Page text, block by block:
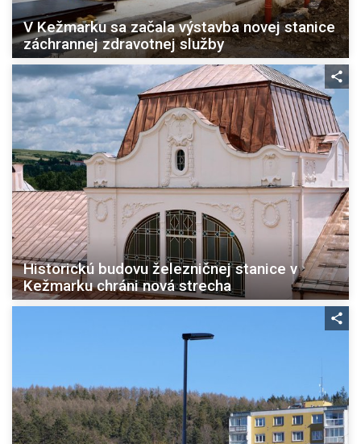
V Kežmarku sa začala výstavba novej stanice
záchrannej zdravotnej služby
Historickú budovu železničnej stanice v
Kežmarku chráni nová strecha